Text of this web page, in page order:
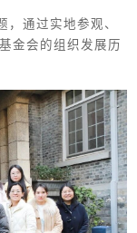
，通过实地参观、
金会的组织发展历